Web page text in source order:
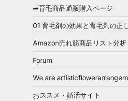
➡育毛商品通販購入ページ
01 育毛剤の効果と育毛剤の正
Amazon売れ筋商品リスト分析
Forum
We are
おススメ・婚活サイト